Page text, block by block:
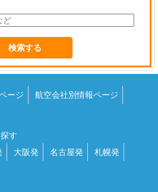
ージ
航空会社別情報ページ
す
大阪発 名古屋発
札幌発